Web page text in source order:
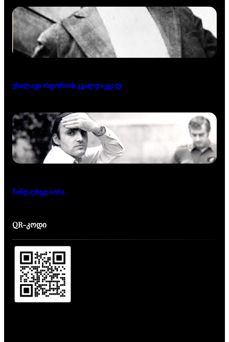
უხილავი ისტორიის კვალდაკვალ
წინდაუხედაობა
QR-კოდი